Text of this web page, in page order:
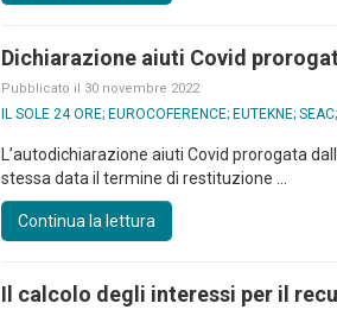
Dichiarazione aiuti Covid
Pubblicato il 30 novembre 2022
IL SOLE 24 ORE; EUROCOFERENCE; EUTEKNE; SEAC;
L’autodichiarazione aiuti Covid prorogata
stessa data il termine di restituzione ...
Continua la lettura
Il calcolo degli interessi per il